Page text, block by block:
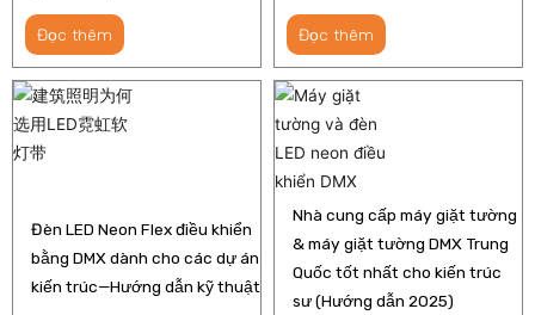
Đọc thêm Đọc thêm
Đèn LED Neon Flex điều khiển
bằng DMX dành cho các dự án
kiến ​​trúc—Hướng dẫn kỹ thuật
Nhà cung cấp máy giặt tường
& máy giặt tường DMX Trung
Quốc tốt nhất cho kiến trúc
sư (Hướng dẫn 2025)